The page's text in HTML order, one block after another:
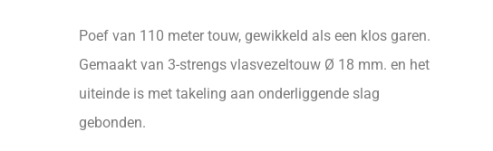
Poef van 110 meter touw, gewikkeld als een klos garen.
Gemaakt van 3-strengs vlasvezeltouw Ø 18 mm. en het
uiteinde is met takeling aan onderliggende slag
gebonden.